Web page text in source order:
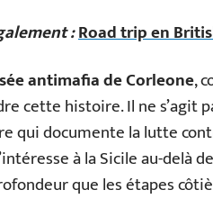
:Road trip en
antimafia de Corleone,
cette histoire. Il ne s’agit
qui documente la lutte
à la Sicile au-delà
que les étapes